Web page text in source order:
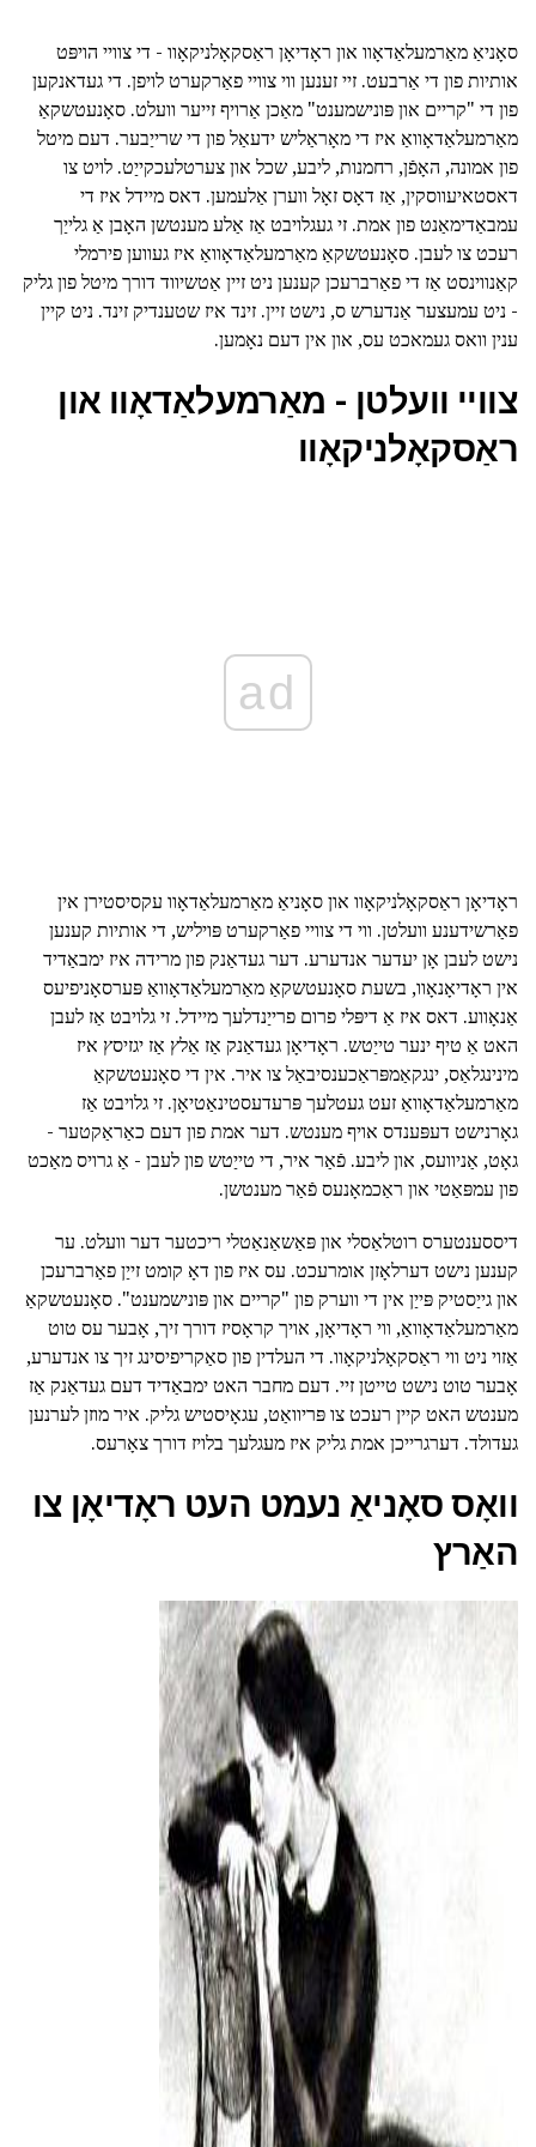
סאָניאַ מאַרמעלאַדאָוו און ראָדיאָן ראַסקאָלניקאָוו - די צוויי הויפּט
אותיות פון די אַרבעט. זיי זענען ווי צוויי פאַרקערט לויפן. די געדאנקען
פון די "קריים און פּונישמענט" מאַכן אַרויף זייער וועלט. סאָנעטשקאַ
מאַרמעלאַדאָוואַ איז די מאָראַליש ידעאַל פון די שרייַבער. דעם מיטל
פון אמונה, האָפֿן, רחמנות, ליבע, שכל און צערטלעכקייַט. לויט צו
דאסטאיעווסקין, אַז דאָס זאָל ווערן אַלעמען. דאס מיידל איז די
עמבאַדימאַנט פון אמת. זי געגלויבט אַז אַלע מענטשן האָבן אַ גלייַך
רעכט צו לעבן. סאָנעטשקאַ מאַרמעלאַדאָוואַ איז געווען פירמלי
קאַנווינסט אַז די פאַרברעכן קענען ניט זיין אַטשיווד דורך מיטל פון גליק
- ניט עמעצער אַנדערש ס, נישט זיין. זינד איז שטענדיק זינד. ניט קיין
ענין וואס געמאכט עס, און אין דעם נאָמען.
צוויי וועלטן - מאַרמעלאַדאָוו און
ראַסקאָלניקאָוו
ad
ראָדיאָן ראַסקאָלניקאָוו און סאָניאַ מאַרמעלאַדאָוו עקסיסטירן אין
פאַרשידענע וועלטן. ווי די צוויי פאַרקערט פּויליש, די אותיות קענען
נישט לעבן אָן יעדער אנדערע. דער געדאַנק פון מרידה איז ימבאַדיד
אין ראָדיאָנאָוו, בשעת סאָנעטשקאַ מאַרמעלאַדאָוואַ פּערסאָניפיעס
אַנאָווע. דאס איז אַ דיפּלי פרום פרייַנדלעך מיידל. זי גלויבט אַז לעבן
האט אַ טיף ינער טייַטש. ראָדיאָן געדאַנק אַז אַלץ אַז יגזיסץ איז
מינינגלאַס, ינגקאַמפּראַכענסיבאַל צו איר. אין די סאָנעטשקאַ
מאַרמעלאַדאָוואַ זעט געטלעך פּרעדעסטינאַטיאָן. זי גלויבט אַז
גאָרנישט דעפּענדס אויף מענטש. דער אמת פון דעם כאַראַקטער -
גאָט, אַניוועס, און ליבע. פֿאַר איר, די טייַטש פון לעבן - אַ גרויס מאַכט
פון עמפּאַטי און ראַכמאָנעס פֿאַר מענטשן.
דיססענטערס רוטלאַסלי און פּאַשאַנאַטלי ריכטער דער וועלט. ער
קענען נישט דערלאָזן אומרעכט. עס איז פון דאָ קומט זייַן פאַרברעכן
און גייַסטיק פּייַן אין די ווערק פון "קריים און פּונישמענט". סאָנעטשקאַ
מאַרמעלאַדאָוואַ, ווי ראָדיאָן, אויך קראָסיז דורך זיך, אָבער עס טוט
אַזוי ניט ווי ראַסקאָלניקאָוו. די העלדין פון סאַקריפיסינג זיך צו אנדערע,
אָבער טוט נישט טייטן זיי. דעם מחבר האט ימבאַדיד דעם געדאַנק אַז
מענטש האט קיין רעכט צו פּריוואַט, עגאָיסטיש גליק. איר מוזן לערנען
געדולד. דערגרייכן אמת גליק איז מעגלעך בלויז דורך צאָרעס.
וואָס סאָניאַ נעמט העט ראָדיאָן צו
האַרץ